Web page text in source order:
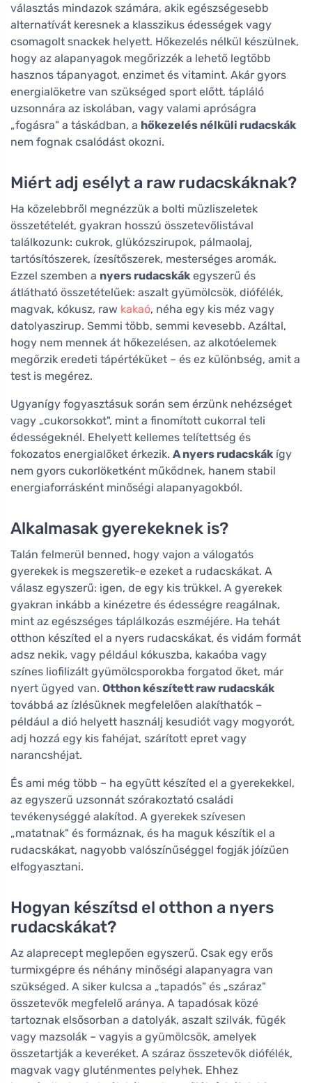
választás mindazok számára, akik egészségesebb
alternatívát keresnek a klasszikus édességek vagy
csomagolt snackek helyett. Hőkezelés nélkül készülnek,
hogy az alapanyagok megőrizzék a lehető legtöbb
hasznos tápanyagot, enzimet és vitamint. Akár gyors
energialöketre van szükséged sport előtt, tápláló
uzsonnára az iskolában, vagy valami apróságra
„fogásra" a táskádban, a hőkezelés nélküli rudacskák
nem fognak csalódást okozni.
Miért adj esélyt a raw rudacskáknak?
Ha közelebbről megnézzük a bolti müzliszeletek
összetételét, gyakran hosszú összetevőlistával
találkozunk: cukrok, glükózszirupok, pálmaolaj,
tartósítószerek, ízesítőszerek, mesterséges aromák.
Ezzel szemben a nyers rudacskák egyszerű és
átlátható összetételűek: aszalt gyümölcsök, diófélék,
magvak, kókusz, raw kakaó, néha egy kis méz vagy
datolyaszirup. Semmi több, semmi kevesebb. Azáltal,
hogy nem mennek át hőkezelésen, az alkotóelemek
megőrzik eredeti tápértéküket – és ez különbség, amit a
test is megérez.
Ugyanígy fogyasztásuk során sem érzünk nehézséget
vagy „cukorsokkot", mint a finomított cukorral teli
édességeknél. Ehelyett kellemes telítettség és
fokozatos energialöket érkezik. A nyers rudacskák így
nem gyors cukorlöketként működnek, hanem stabil
energiaforrásként minőségi alapanyagokból.
Alkalmasak gyerekeknek is?
Talán felmerül benned, hogy vajon a válogatós
gyerekek is megszeretik-e ezeket a rudacskákat. A
válasz egyszerű: igen, de egy kis trükkel. A gyerekek
gyakran inkább a kinézetre és édességre reagálnak,
mint az egészséges táplálkozás eszméjére. Ha tehát
otthon készíted el a nyers rudacskákat, és vidám formát
adsz nekik, vagy például kókuszba, kakaóba vagy
színes liofilizált gyümölcsporokba forgatod őket, már
nyert ügyed van. Otthon készített raw rudacskák
továbbá az ízlésüknek megfelelően alakíthatók –
például a dió helyett használj kesudiót vagy mogyorót,
adj hozzá egy kis fahéjat, szárított epret vagy
narancshéjat.
És ami még több – ha együtt készíted el a gyerekekkel,
az egyszerű uzsonnát szórakoztató családi
tevékenységgé alakítod. A gyerekek szívesen
„matatnak" és formáznak, és ha maguk készítik el a
rudacskákat, nagyobb valószínűséggel fogják jóízűen
elfogyasztani.
Hogyan készítsd el otthon a nyers
rudacskákat?
Az alaprecept meglepően egyszerű. Csak egy erős
turmixgépre és néhány minőségi alapanyagra van
szükséged. A siker kulcsa a „tapadós" és „száraz"
összetevők megfelelő aránya. A tapadósak közé
tartoznak elsősorban a datolyák, aszalt szilvák, fügék
vagy mazsolák – vagyis a gyümölcsök, amelyek
összetartják a keveréket. A száraz összetevők diófélék,
magvak vagy gluténmentes pelyhek. Ehhez